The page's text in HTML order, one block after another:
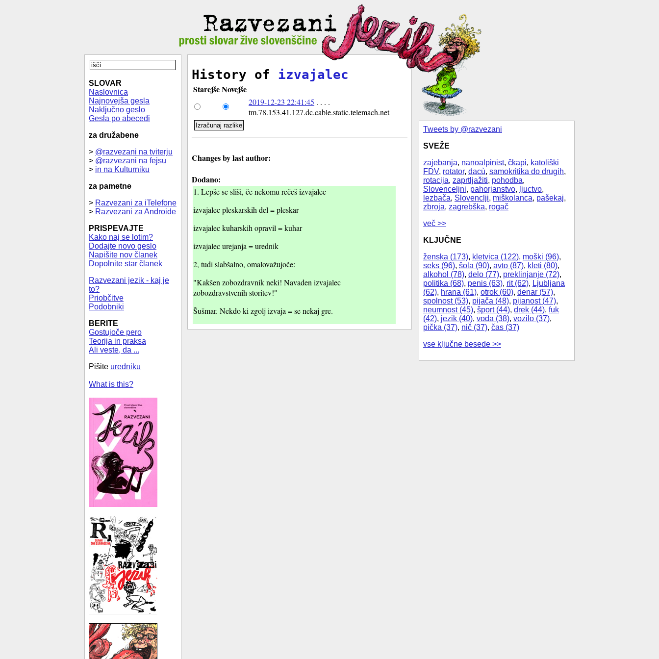
Tweets by @razvezani
SVEŽE
zajebanja, nanoalpinist, čkapi, katoliški
FDV, rotator, dacù, samokritika do drugih,
rotacija, zaprtljažiti, pohodba,
Slovenceljni, pahorjanstvo, ljuctvo,
lezbača, Slovenclji, miškolanca, pašekaj,
zbroja, zagrebška, rogač
več >>
KLJUČNE
ženska (173), kletvica (122), moški (96),
seks (96), šola (90), avto (87), kleti (80),
alkohol (78), delo (77), preklinjanje (72),
politika (68), penis (63), rit (62), Ljubljana
(62), hrana (61), otrok (60), denar (57),
spolnost (53), pijača (48), pijanost (47),
neumnost (45), šport (44), drek (44), fuk
(42), jezik (40), voda (38), vozilo (37),
pička (37), nič (37), čas (37)
vse ključne besede >>
SLOVAR
Naslovnica
Najnovejša gesla
Naključno geslo
Gesla po abecedi
za družabene
> @razvezani na tviterju
> @razvezani na fejsu
> in na Kulturniku
za pametne
> Razvezani za iTelefone
> Razvezani za Androide
PRISPEVAJTE
Kako naj se lotim?
Dodajte novo geslo
Napišite nov članek
Dopolnite star članek
Razvezani jezik - kaj je
to?
Priobčitve
Podobniki
BERITE
Gostujoče pero
Teorija in praksa
Ali veste, da ...
Pišite uredniku
What is this?
History of izvajalec
StarejšeNovejše
2019-12-23 22:41:45 . . . .
tm.78.153.41.127.dc.cable.static.telemach.net
Changes by last author:
Dodano:
1. Lepše se sliši, če nekomu rečeš izvajalec
izvajalec pleskarskih del = pleskar
izvajalec kuharskih opravil = kuhar
izvajalec urejanja = urednik
2, tudi slabšalno, omalovažujoče:
"Kakšen zobozdravnik neki! Navaden izvajalec
zobozdravstvenih storitev!"
Šušmar. Nekdo ki zgolj izvaja = se nekaj gre.